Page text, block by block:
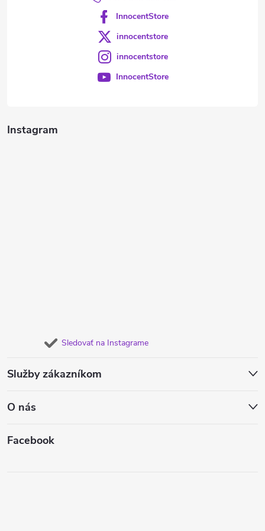
Instagram
Sledovať na Instagrame
Služby zákazníkom
O nás
Facebook
InnocentStore
innocentstore
innocentstore
InnocentStore